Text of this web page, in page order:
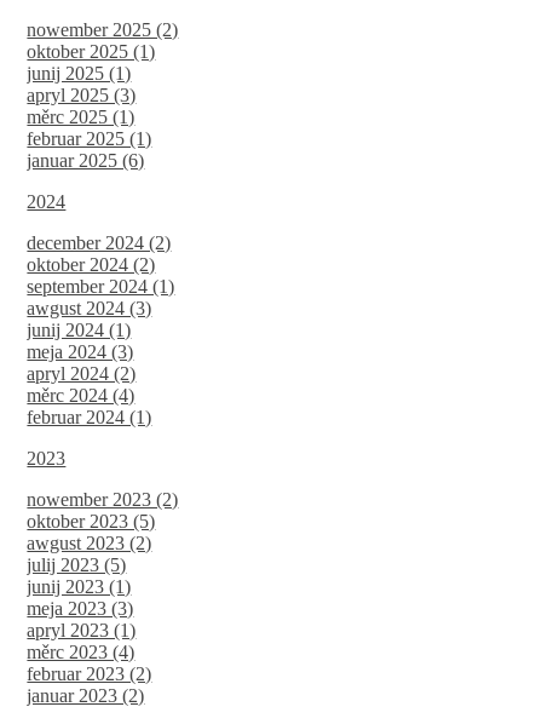
nowember 2025 (2)
oktober 2025 (1)
junij 2025 (1)
apryl 2025 (3)
měrc 2025 (1)
februar 2025 (1)
januar 2025 (6)
2024
december 2024 (2)
oktober 2024 (2)
september 2024 (1)
awgust 2024 (3)
junij 2024 (1)
meja 2024 (3)
apryl 2024 (2)
měrc 2024 (4)
februar 2024 (1)
2023
nowember 2023 (2)
oktober 2023 (5)
awgust 2023 (2)
julij 2023 (5)
junij 2023 (1)
meja 2023 (3)
apryl 2023 (1)
měrc 2023 (4)
februar 2023 (2)
januar 2023 (2)